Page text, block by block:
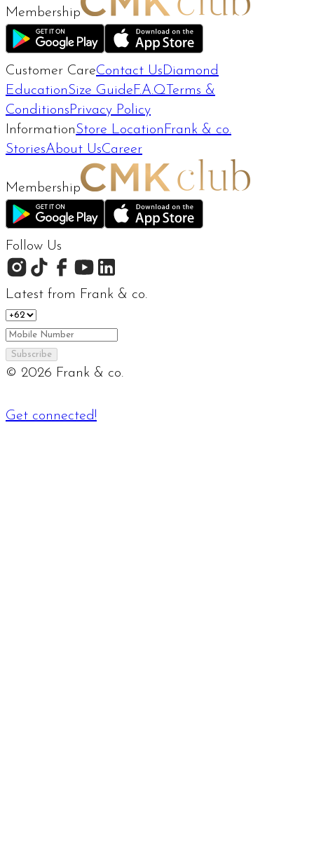
Membership
Customer CareContact UsDiamond
EducationSize GuideF.A.Q Terms &
ConditionsPrivacy Policy
InformationStore Location Frank & co.
StoriesAbout UsCareer
Membership
Follow Us
Latest from Frank & co.
Subscribe
© 2026 Frank & co.
Get connected!